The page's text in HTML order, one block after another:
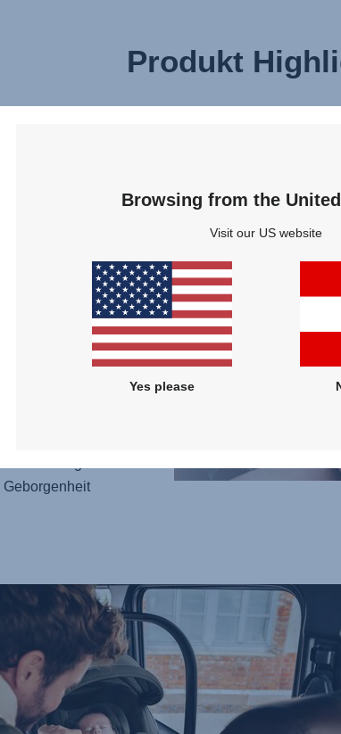
Produkt
DER
mit dem
und
Babys und
Belastung für
Browsing from the
Visit our US website
Yes please